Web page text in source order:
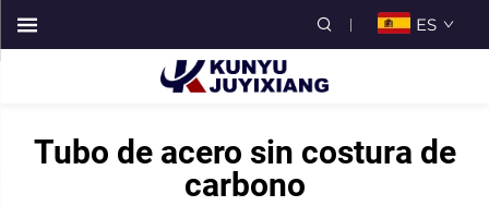
ES
Tubo de acero sin costura de
carbono